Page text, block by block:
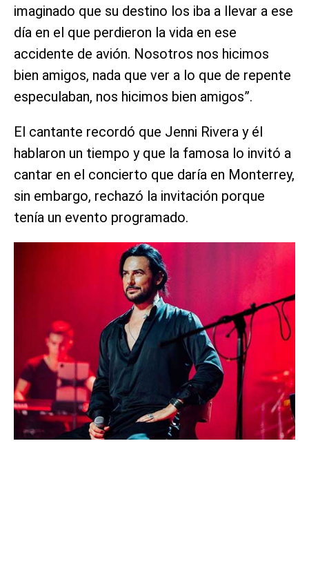
imaginado que su destino los iba a llevar a ese
día en el que perdieron la vida en ese
accidente de avión. Nosotros nos hicimos
bien amigos, nada que ver a lo que de repente
especulaban, nos hicimos bien amigos”.
El cantante recordó que Jenni Rivera y él
hablaron un tiempo y que la famosa lo invitó a
cantar en el concierto que daría en Monterrey,
sin embargo, rechazó la invitación porque
tenía un evento programado.